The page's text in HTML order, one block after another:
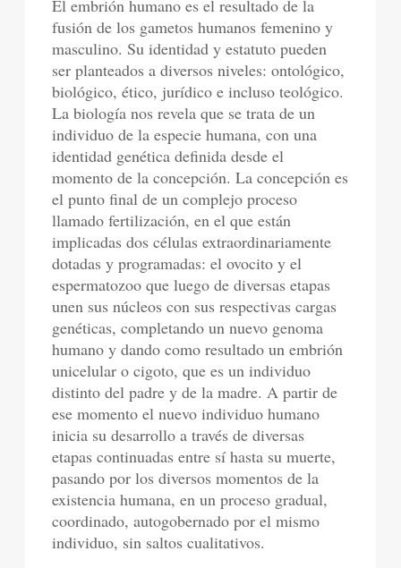
El embrión humano es el resultado de la
fusión de los gametos humanos femenino y
masculino. Su identidad y estatuto pueden
ser planteados a diversos niveles: ontológico,
biológico, ético, jurídico e incluso teológico.
La biología nos revela que se trata de un
individuo de la especie humana, con una
identidad genética definida desde el
momento de la concepción. La concepción es
el punto final de un complejo proceso
llamado fertilización, en el que están
implicadas dos células extraordinariamente
dotadas y programadas: el ovocito y el
espermatozoo que luego de diversas etapas
unen sus núcleos con sus respectivas cargas
genéticas, completando un nuevo genoma
humano y dando como resultado un embrión
unicelular o cigoto, que es un individuo
distinto del padre y de la madre. A partir de
ese momento el nuevo individuo humano
inicia su desarrollo a través de diversas
etapas continuadas entre sí hasta su muerte,
pasando por los diversos momentos de la
existencia humana, en un proceso gradual,
coordinado, autogobernado por el mismo
individuo, sin saltos cualitativos.